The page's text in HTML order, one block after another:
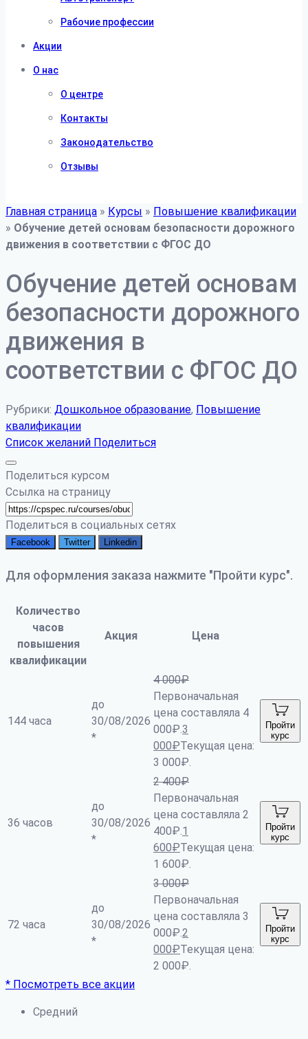
Рабочие профессии
Акции
О нас
О центре
Контакты
Законодательство
Отзывы
Главная страница » Курсы » Повышение квалификации
» Обучение детей основам безопасности дорожного
движения в соответствии с ФГОС ДО
Обучение детей основам
безопасности дорожного
движения в
соответствии с ФГОС ДО
Рубрики: Дошкольное образование, Повышение
квалификации
Список желаний Поделиться
Поделиться курсом
Ссылка на страницу
Поделиться в социальных сетях
Facebook Twitter Linkedin
Для оформления заказа нажмите "Пройти курс".
Количество
часов
повышения
квалификации
Акция Цена
144 часа
до
30/08/2026
*
4 000₽
Первоначальная
цена составляла 4
000₽.3
000₽Текущая цена:
3 000₽.
Пройти
курс
36 часов
до
30/08/2026
*
2 400₽
Первоначальная
цена составляла 2
400₽.1
600₽Текущая цена:
1 600₽.
Пройти
курс
72 часа
до
30/08/2026
*
3 000₽
Первоначальная
цена составляла 3
000₽.2
000₽Текущая цена:
2 000₽.
Пройти
курс
* Посмотреть все акции
Средний